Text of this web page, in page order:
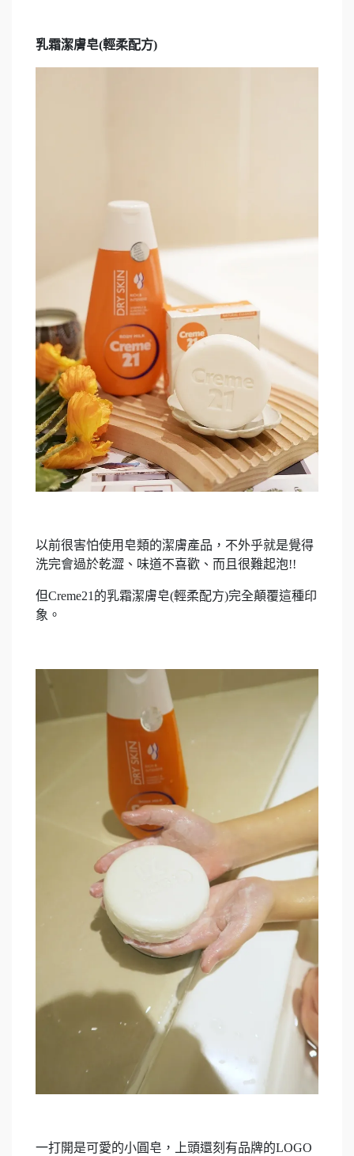
乳霜潔膚皂(輕柔配方)
以前很害怕使用皂類的潔膚產品，不外乎就是覺得
洗完會過於乾澀、味道不喜歡、而且很難起泡!!
但Creme21的乳霜潔膚皂(輕柔配方)完全顛覆這種印
象。
一打開是可愛的小圓皂，上頭還刻有品牌的LOGO